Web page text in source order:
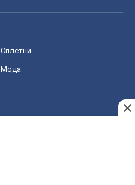
Сплетни
Мода